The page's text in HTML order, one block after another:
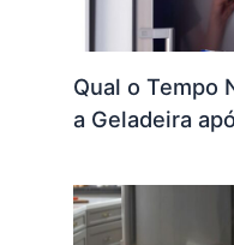
Qual o Tempo
a Geladeira